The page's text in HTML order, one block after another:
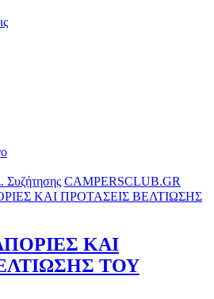
Συζήτησης CAMPERSCLUB.GR
ΚΑΙ ΠΡΟΤΑΣΕΙΣ ΒΕΛΤΙΩΣΗΣ
ΚΑΙ
ΤΟΥ